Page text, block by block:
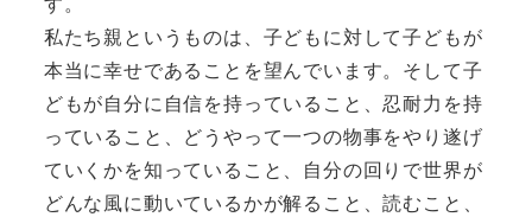
私たち親というものは、子どもに対して子どもが
本当に幸せであることを望んでいます。そして子
どもが自分に自信を持っていること、忍耐力を持
っていること、どうやって一つの物事をやり遂げ
ていくかを知っていること、自分の回りで世界が
どんな風に動いているかが解ること、読むこと、